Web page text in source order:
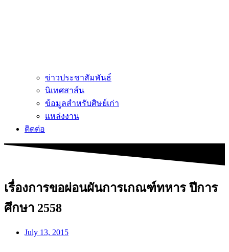
ข่าวประชาสัมพันธ์
นิเทศสาส์น
ข้อมูลสำหรับศิษย์เก่า
แหล่งงาน
ติดต่อ
เรื่องการขอผ่อนผันการเกณฑ์ทหาร ปีการ
ศึกษา 2558
July 13, 2015